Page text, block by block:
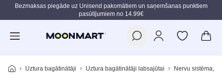
Pāriet uz galveno saturu
Bezmaksas piegāde uz Unisend pakomātiem un saņemšanas punktiem
pasūtījumiem no 14.99€
Uztura bagātinātāji Uztura bagātinātāji labsajūtai Nervu sistēma,